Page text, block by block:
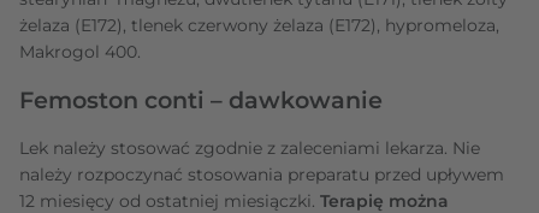
żelaza (E172), tlenek czerwony żelaza (E172), hypromeloza,
Makrogol 400.
Femoston conti – dawkowanie
Lek należy stosować zgodnie z zaleceniami lekarza. Nie
należy rozpoczynać stosowania preparatu przed upływem
12 miesięcy od ostatniej miesiączki. Terapię można